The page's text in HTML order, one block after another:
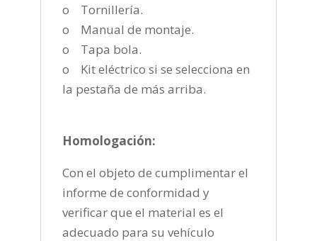
o Tornillería.
o Manual de montaje.
o Tapa bola.
o Kit eléctrico si se selecciona en
la pestaña de más arriba.
Homologación:
Con el objeto de cumplimentar el
informe de conformidad y
verificar que el material es el
adecuado para su vehículo